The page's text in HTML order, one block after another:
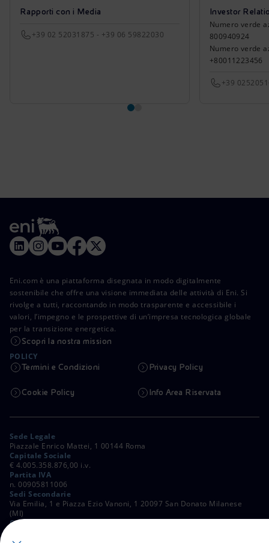
Rapporti con i Media
+39 02 52031875 - +39 06 59822030
Investor
Numero verde
800940924
Numero verde
+80011223456
+39
Eni.com è una piattaforma disegnata in modo digitalmente
sostenibile che offre una visione immediata delle attività di Eni. Si
rivolge a tutti, raccontando in modo trasparente e accessibile i
valori, l’impegno e le prospettive di un’impresa tecnologica globale
per la transizione energetica.
Scopri la nostra mission
POLICY
Termini e Condizioni Privacy Policy
Cookie Policy Info Area Riservata
Sede Legale
Piazzale Enrico Mattei, 1 00144 Roma
Capitale Sociale
€ 4.005.358.876,00 i.v.
Partita IVA
n. 00905811006
Sedi Secondarie
Via Emilia, 1 e Piazza Ezio Vanoni, 1 20097 San Donato Milanese
(MI)
C. Fiscale e Registro Imprese di Roma